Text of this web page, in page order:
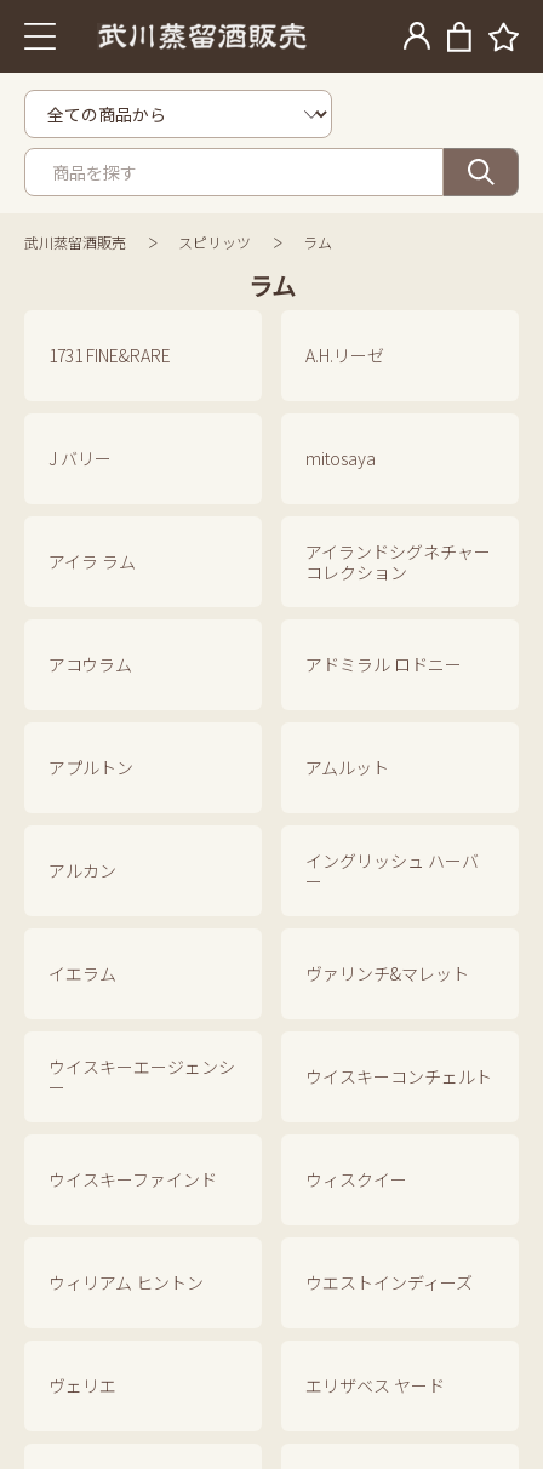
武川蒸留酒販売 スピリッツ ラム
ラム
1731 FINE&RARE A.H.リーゼ
J バリー mitosaya
アイラ ラム
アイランドシグネチャー
コレクション
アコウラム アドミラル ロドニー
アプルトン アムルット
アルカン
イングリッシュ ハーバ
ー
イエラム ヴァリンチ&マレット
ウイスキーエージェンシ
ー
ウイスキーコンチェルト
ウイスキーファインド ウィスクイー
ウィリアム ヒントン ウエストインディーズ
ヴェリエ エリザベス ヤード